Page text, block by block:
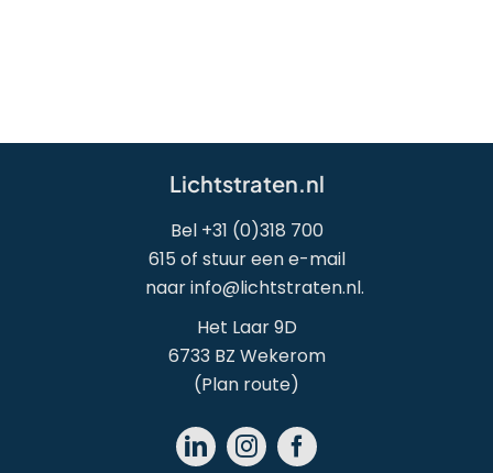
Lichtstraten.nl
Bel +31 (0)318 700
615 of stuur een e-mail
naarinfo@lichtstraten.nl.
Het Laar 9D
6733 BZ Wekerom
(Plan route)